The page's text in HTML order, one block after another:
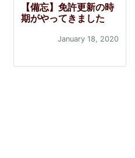
【備忘】免許更新の時
期がやってきました
January 18, 2020